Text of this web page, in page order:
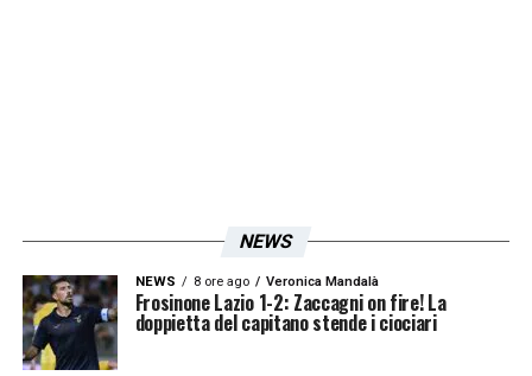
Iscriviti gratis alla nostra
Newsletter
NEWS
NEWS 8 ore ago Veronica Mandalà
Frosinone Lazio 1-2: Zaccagni on fire! La
doppietta del capitano stende i ciociari